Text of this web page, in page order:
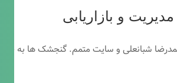
و بازاریابی
شبانعلی و سایت متمم. گنجشک ها به